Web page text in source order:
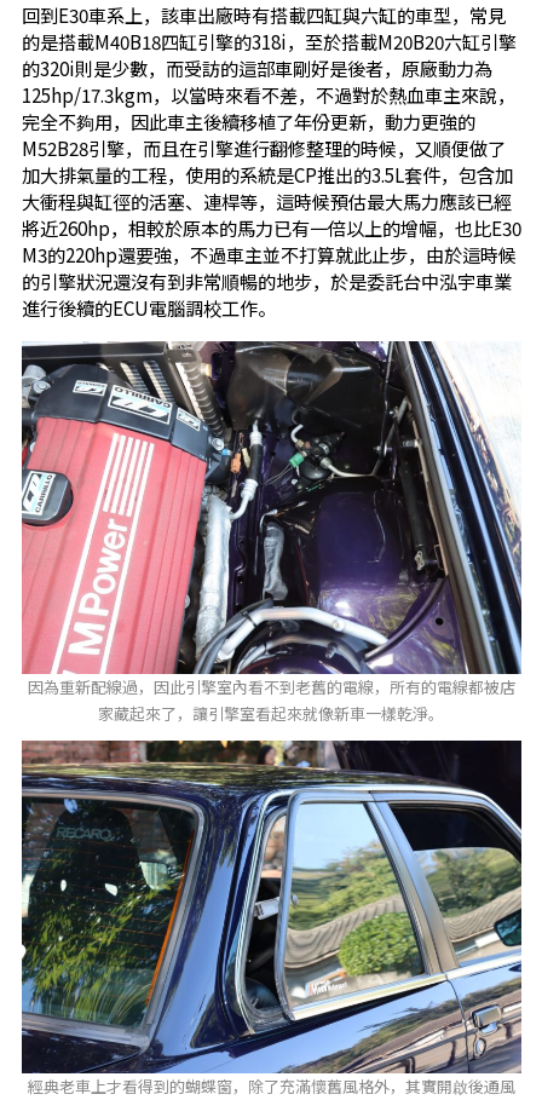
回到E30車系上，該車出廠時有搭載四缸與六缸的車型，常見
的是搭載M40B18四缸引擎的318i，至於搭載M20B20六缸引擎
的320i則是少數，而受訪的這部車剛好是後者，原廠動力為
125hp/17.3kgm，以當時來看不差，不過對於熱血車主來說，
完全不夠用，因此車主後續移植了年份更新，動力更強的
M52B28引擎，而且在引擎進行翻修整理的時候，又順便做了
加大排氣量的工程，使用的系統是CP推出的3.5L套件，包含加
大衝程與缸徑的活塞、連桿等，這時候預估最大馬力應該已經
將近260hp，相較於原本的馬力已有一倍以上的增幅，也比E30
M3的220hp還要強，不過車主並不打算就此止步，由於這時候
的引擎狀況還沒有到非常順暢的地步，於是委託台中泓宇車業
進行後續的ECU電腦調校工作。
因為重新配線過，因此引擎室內看不到老舊的電線，所有的電線都被店
家藏起來了，讓引擎室看起來就像新車一樣乾淨。
經典老車上才看得到的蝴蝶窗，除了充滿懷舊風格外，其實開啟後通風